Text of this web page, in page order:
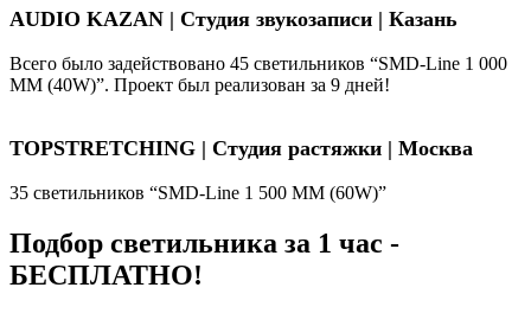
AUDIO KAZAN | Студия звукозаписи | Казань
Всего было задействовано 45 светильников “SMD-Line 1 000
ММ (40W)”. Проект был реализован за 9 дней!
TOPSTRETCHING | Студия растяжки | Москва
35 светильников “SMD-Line 1 500 ММ (60W)”
Подбор светильника за 1 час -
БЕСПЛАТНО!